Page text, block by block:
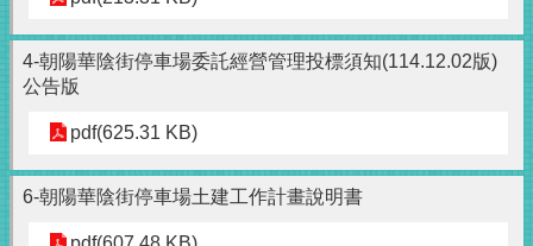
4-朝陽華陰街停車場委託經營管理投標須知(114.12.02版)
公告版
pdf(625.31 KB)
6-朝陽華陰街停車場土建工作計畫說明書